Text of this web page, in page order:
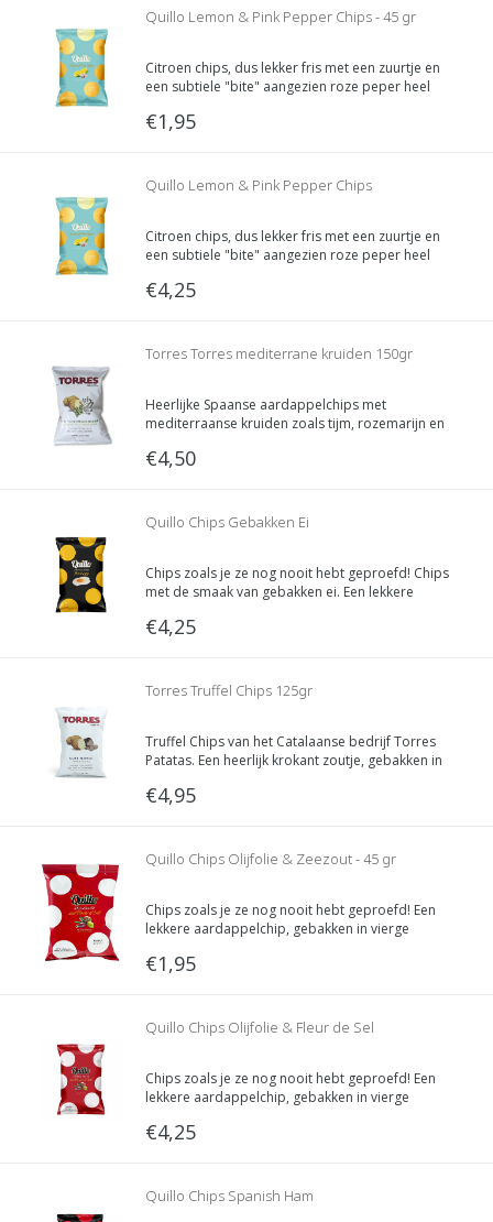
Quillo Lemon & Pink Pepper Chips - 45 gr
Citroen chips, dus lekker fris met een zuurtje en
een subtiele "bite" aangezien roze peper heel
€1,95
Quillo Lemon & Pink Pepper Chips
Citroen chips, dus lekker fris met een zuurtje en
een subtiele "bite" aangezien roze peper heel
€4,25
Torres Torres mediterrane kruiden 150gr
Heerlijke Spaanse aardappelchips met
mediterraanse kruiden zoals tijm, rozemarijn en
€4,50
Quillo Chips Gebakken Ei
Chips zoals je ze nog nooit hebt geproefd! Chips
met de smaak van gebakken ei. Een lekkere
zout uit het prachtige Sanlúcar, Andalusië.
€4,25
Torres Truffel Chips 125gr
Truffel Chips van het Catalaanse bedrijf Torres
Patatas. Een heerlijk krokant zoutje, gebakken in
van zwarte zomertruffel. Inhoud: 125 gram
€4,95
Quillo Chips Olijfolie & Zeezout - 45 gr
Chips zoals je ze nog nooit hebt geproefd! Een
lekkere aardappelchip, gebakken in vierge
Andalusië.
€1,95
Quillo Chips Olijfolie & Fleur de Sel
Chips zoals je ze nog nooit hebt geproefd! Een
lekkere aardappelchip, gebakken in vierge
Andalusië.
€4,25
Quillo Chips Spanish Ham